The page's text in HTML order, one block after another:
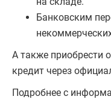
Банковским
А также приобрести
кредит через
Подробнее с